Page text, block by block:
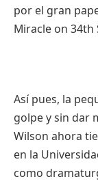
por el gran
Miracle on
Así pues, la
golpe y sin dar
Wilson ahora
en la
como